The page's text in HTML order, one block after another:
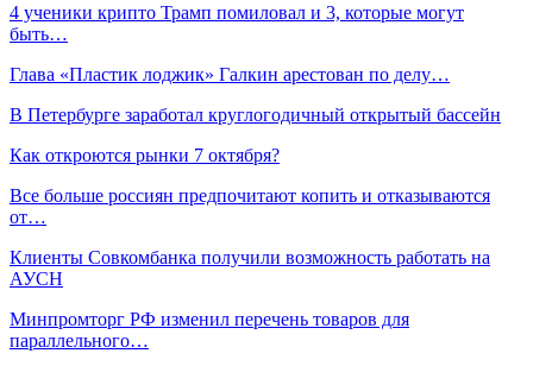
4 ученики крипто Трамп помиловал и 3, которые могут
быть…
Глава «Пластик лоджик» Галкин арестован по делу…
В Петербурге заработал круглогодичный открытый бассейн
Как откроются рынки 7 октября?
Все больше россиян предпочитают копить и отказываются
от…
Клиенты Совкомбанка получили возможность работать на
АУСН
Минпромторг РФ изменил перечень товаров для
параллельного…